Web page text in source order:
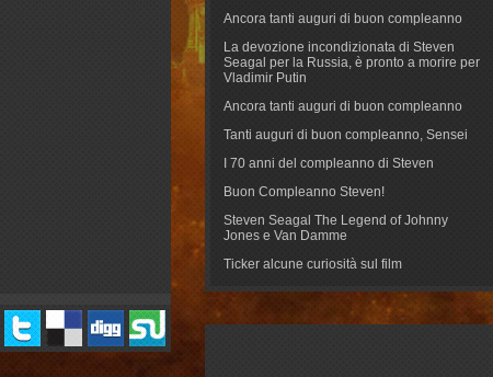
Ancora tanti auguri di buon compleanno
La devozione incondizionata di Steven
Seagal per la Russia, è pronto a morire per
Vladimir Putin
Ancora tanti auguri di buon compleanno
Tanti auguri di buon compleanno, Sensei
I 70 anni del compleanno di Steven
Buon Compleanno Steven!
Steven Seagal The Legend of Johnny
Jones e Van Damme
Ticker alcune curiosità sul film